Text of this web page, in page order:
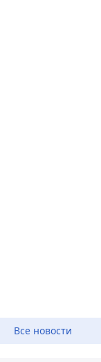
Все новости